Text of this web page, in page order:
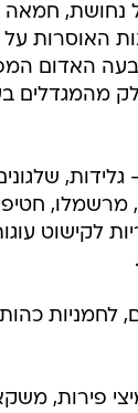
נחושת,
האוסרות על
האדום
מהמגדלים
מרשמלו,
לקישוט
לחמניות כהות,
פירות,